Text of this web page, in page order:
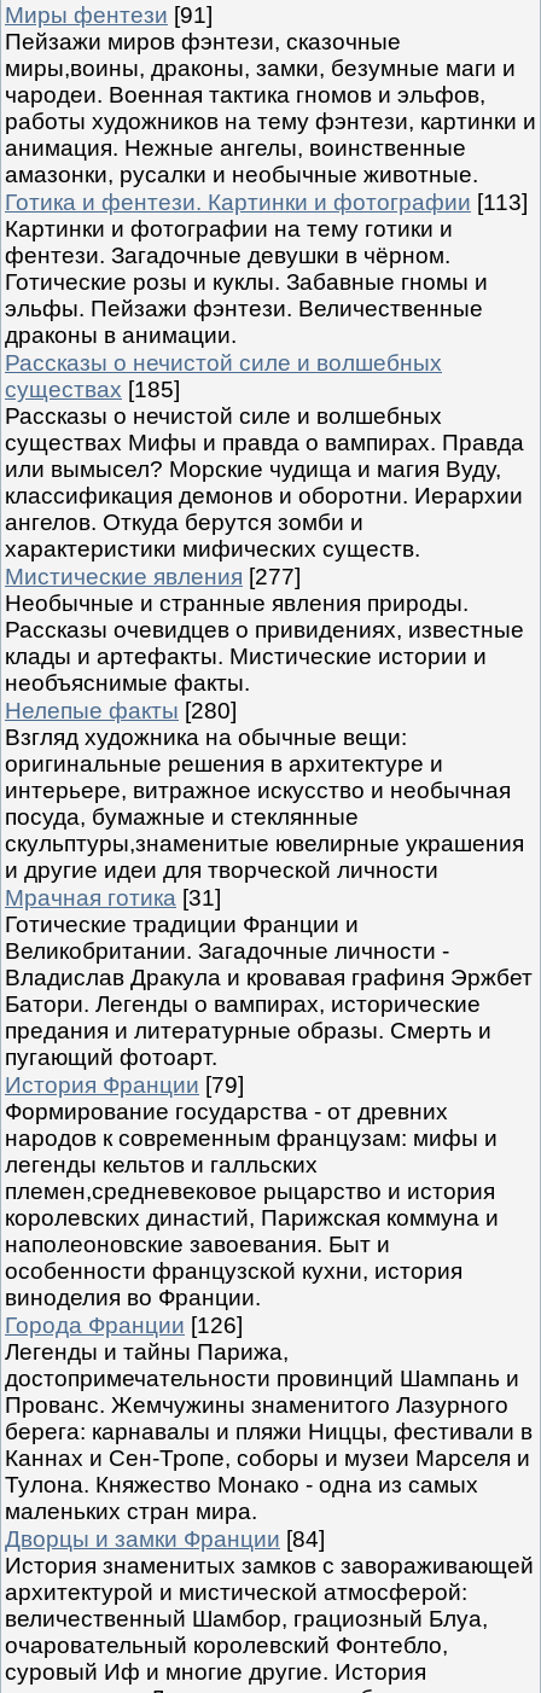
Миры фентези [91]
Пейзажи миров фэнтези, сказочные
миры,воины, драконы, замки, безумные маги и
чародеи. Военная тактика гномов и эльфов,
работы художников на тему фэнтези, картинки и
анимация. Нежные ангелы, воинственные
амазонки, русалки и необычные животные.
Готика и фентези. Картинки и фотографии [113]
Картинки и фотографии на тему готики и
фентези. Загадочные девушки в чёрном.
Готические розы и куклы. Забавные гномы и
эльфы. Пейзажи фэнтези. Величественные
драконы в анимации.
Рассказы о нечистой силе и волшебных
существах [185]
Рассказы о нечистой силе и волшебных
существах Мифы и правда о вампирах. Правда
или вымысел? Морские чудища и магия Вуду,
классификация демонов и оборотни. Иерархии
ангелов. Откуда берутся зомби и
характеристики мифических существ.
Мистические явления [277]
Необычные и странные явления природы.
Рассказы очевидцев о привидениях, известные
клады и артефакты. Мистические истории и
необъяснимые факты.
Нелепые факты [280]
Взгляд художника на обычные вещи:
оригинальные решения в архитектуре и
интерьере, витражное искусство и необычная
посуда, бумажные и стеклянные
скульптуры,знаменитые ювелирные украшения
и другие идеи для творческой личности
Мрачная готика [31]
Готические традиции Франции и
Великобритании. Загадочные личности -
Владислав Дракула и кровавая графиня Эржбет
Батори. Легенды о вампирах, исторические
предания и литературные образы. Смерть и
пугающий фотоарт.
История Франции [79]
Формирование государства - от древних
народов к современным французам: мифы и
легенды кельтов и галльских
племен,средневековое рыцарство и история
королевских династий, Парижская коммуна и
наполеоновские завоевания. Быт и
особенности французской кухни, история
виноделия во Франции.
Города Франции [126]
Легенды и тайны Парижа,
достопримечательности провинций Шампань и
Прованс. Жемчужины знаменитого Лазурного
берега: карнавалы и пляжи Ниццы, фестивали в
Каннах и Сен-Тропе, соборы и музеи Марселя и
Тулона. Княжество Монако - одна из самых
маленьких стран мира.
Дворцы и замки Франции [84]
История знаменитых замков с завораживающей
архитектурой и мистической атмосферой:
величественный Шамбор, грациозный Блуа,
очаровательный королевский Фонтебло,
суровый Иф и многие другие. История